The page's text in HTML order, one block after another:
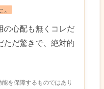
の心配も無くコレだ
ただ驚きで、絶対的
を保障するものではあり